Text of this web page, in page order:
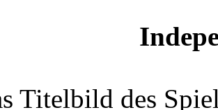
Titelbild des